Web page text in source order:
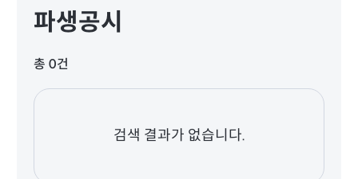
파생공시
총 0건
검색 결과가 없습니다.